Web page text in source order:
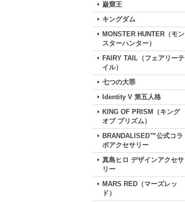
巌窟王
キングダム
MONSTER HUNTER（モン
スターハンター）
FAIRY TAIL（フェアリーテ
イル）
七つの大罪
Identity V 第五人格
KING OF PRISM（キング
オブ プリズム）
BRANDALISED™公式コラ
ボアクセサリー
真島ヒロ デザインアクセサ
リー
MARS RED（マーズレッ
ド）